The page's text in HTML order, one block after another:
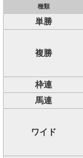
種類
単勝
複勝
枠連
馬連
ワイド